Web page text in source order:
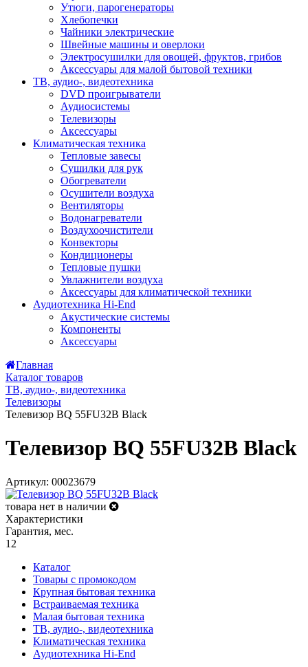
Утюги, парогенераторы
Хлебопечки
Чайники электрические
Швейные машины и оверлоки
Электросушилки для овощей, фруктов, грибов
Аксессуары для малой бытовой техники
ТВ, аудио-, видеотехника
DVD проигрыватели
Аудиосистемы
Телевизоры
Аксессуары
Климатическая техника
Тепловые завесы
Сушилки для рук
Обогреватели
Осушители воздуха
Вентиляторы
Водонагреватели
Воздухоочистители
Конвекторы
Кондиционеры
Тепловые пушки
Увлажнители воздуха
Аксессуары для климатической техники
Аудиотехника Hi-End
Акустические системы
Компоненты
Аксессуары
Главная
Каталог товаров
ТВ, аудио-, видеотехника
Телевизоры
Телевизор BQ 55FU32B Black
Телевизор BQ 55FU32B Black
Артикул: 00023679
товара нет в наличии
Характеристики
Гарантия, мес.
12
Каталог
Товары с промокодом
Крупная бытовая техника
Встраиваемая техника
Малая бытовая техника
ТВ, аудио-, видеотехника
Климатическая техника
Аудиотехника Hi-End